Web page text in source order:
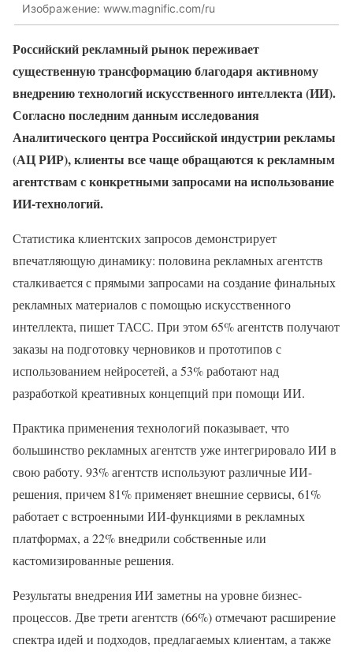
Изображение: www.magnific.com/ru
Российский рекламный рынок переживает
существенную трансформацию благодаря активному
внедрению технологий искусственного интеллекта (ИИ).
Согласно последним данным исследования
Аналитического центра Российской индустрии рекламы
(АЦ РИР), клиенты все чаще обращаются к рекламным
агентствам с конкретными запросами на использование
ИИ-технологий.
Статистика клиентских запросов демонстрирует
впечатляющую динамику: половина рекламных агентств
сталкивается с прямыми запросами на создание финальных
рекламных материалов с помощью искусственного
интеллекта, пишет ТАСС. При этом 65% агентств получают
заказы на подготовку черновиков и прототипов с
использованием нейросетей, а 53% работают над
разработкой креативных концепций при помощи ИИ.
Практика применения технологий показывает, что
большинство рекламных агентств уже интегрировало ИИ в
свою работу. 93% агентств используют различные ИИ-
решения, причем 81% применяет внешние сервисы, 61%
работает с встроенными ИИ-функциями в рекламных
платформах, а 22% внедрили собственные или
кастомизированные решения.
Результаты внедрения ИИ заметны на уровне бизнес-
процессов. Две трети агентств (66%) отмечают расширение
спектра идей и подходов, предлагаемых клиентам, а также